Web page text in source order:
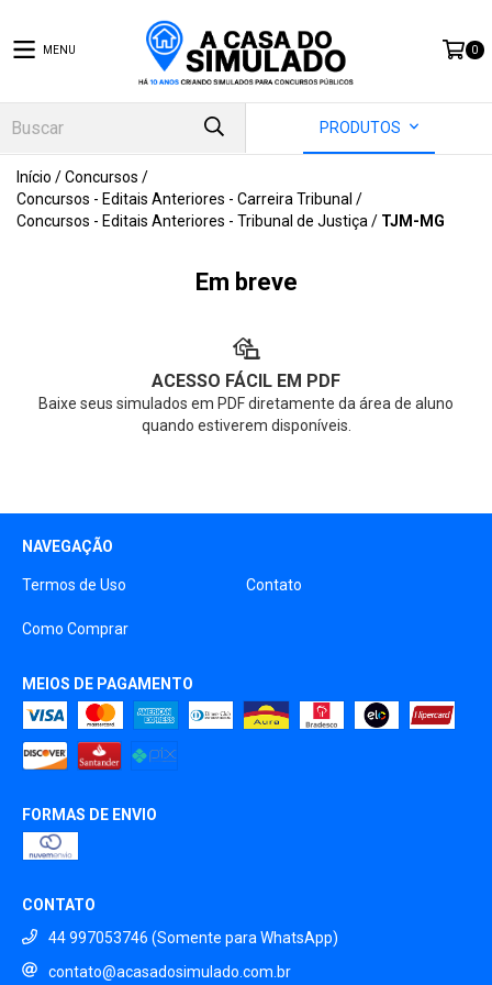
MENU 0
PRODUTOS
Início /Concursos /
Concursos - Editais Anteriores - Carreira Tribunal /
Concursos - Editais Anteriores - Tribunal de Justiça / TJM-MG
Em breve
ACESSO FÁCIL EM PDF
Baixe seus simulados em PDF diretamente da área de aluno
quando estiverem disponíveis.
NAVEGAÇÃO
Termos de Uso Contato
Como Comprar
MEIOS DE PAGAMENTO
FORMAS DE ENVIO
CONTATO
44 997053746 (Somente para WhatsApp)
contato@acasadosimulado.com.br